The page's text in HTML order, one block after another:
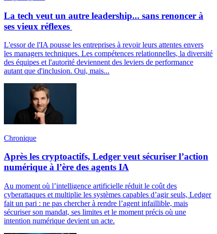
La tech veut un autre leadership... sans renoncer à
ses vieux réflexes
L'essor de l'IA pousse les entreprises à revoir leurs attentes envers
les managers techniques. Les compétences relationnelles, la diversité
des équipes et l'autorité deviennent des leviers de performance
autant que d'inclusion. Oui, mais...
Chronique
Après les cryptoactifs, Ledger veut sécuriser l’action
numérique à l’ère des agents IA
Au moment où l’intelligence artificielle réduit le coût des
cyberattaques et multiplie les systèmes capables d’agir seuls, Ledger
fait un pari : ne pas chercher à rendre l’agent infaillible, mais
sécuriser son mandat, ses limites et le moment précis où une
intention numérique devient un acte.